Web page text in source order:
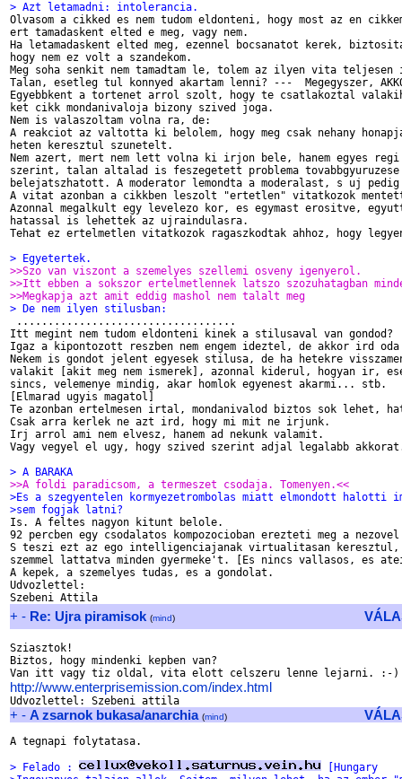
> Azt letamadni: intolerancia.
Olvasom a cikked es nem tudom eldonteni, hogy most az en
ert tamadaskent elted e meg, vagy nem.
Ha letamadaskent elted meg, ezennel bocsanatot kerek,
hogy nem ez volt a szandekom.
Meg soha senkit nem tamadtam le, tolem az ilyen vita teljesen
Talan, esetleg tul konnyed akartam lenni? ---  Megegyszer,
Egyebbkent a tortenet arrol szolt, hogy te csatlakoztal
ket cikk mondanivaloja bizony szived joga.
Nem is valaszoltam volna ra, de:
A reakciot az valtotta ki belolem, hogy meg csak nehany
heten keresztul szunetelt.
Nem azert, mert nem lett volna ki irjon bele, hanem egyes
szerint, talan altalad is feszegetett problema
belejatszhatott. A moderator lemondta a moderalast, s uj pedig
A vitat azonban a cikkben leszolt "ertetlen" vitatkozok
Azonnal megalkult egy levelezo kor, es egymast erositve,
hatassal is lehettek az ujraindulasra.
Tehat ez ertelmetlen vitatkozok ragaszkodtak ahhoz, hogy
> Egyetertek.
>>Szo van viszont a szemelyes szellemi osveny igenyerol.
>>Itt ebben a sokszor ertelmetlennek latszo szozuhatagban
>>Megkapja azt amit eddig mashol nem talalt meg
> De nem ilyen stilusban:
...................................
Itt megint nem tudom eldonteni kinek a stilusaval van gondod?
Igaz a kipontozott reszben nem engem ideztel, de akkor ird
Nekem is gondot jelent egyesek stilusa, de ha hetekre
valakit [akit meg nem ismerek], azonnal kiderul, hogyan ir,
sincs, velemenye mindig, akar homlok egyenest akarmi... stb.
[Elmarad ugyis magatol]
Te azonban ertelmesen irtal, mondanivalod biztos sok lehet,
Csak arra kerlek ne azt ird, hogy mi mit ne irjunk.
Irj arrol ami nem elvesz, hanem ad nekunk valamit.
Vagy vegyel el ugy, hogy szived szerint adjal legalabb
> A BARAKA
>>A foldi paradicsom, a termeszet csodaja. Tomenyen.<<
>Es a szegyentelen kormyezetrombolas miatt elmondott halotti
>sem fogjak latni?
Is. A feltes nagyon kitunt belole.
92 percben egy csodalatos kompozocioban erezteti meg a
S teszi ezt az ego intelligenciajanak virtualitasan keresztul,
szemmel lattatva minden gyermeke't. [Es nincs vallasos, es
A kepek, a szemelyes tudas, es a gondolat.
Udvozlettel:
+ - Re: Ujra piramisok (mind)
Sziasztok!
Biztos, hogy mindenki kepben van?
http://www.enterprisemission.com/index.html
+ - A zsarnok bukasa/anarchia (mind)
A tegnapi folytatasa.
> Felado :
[Hungary